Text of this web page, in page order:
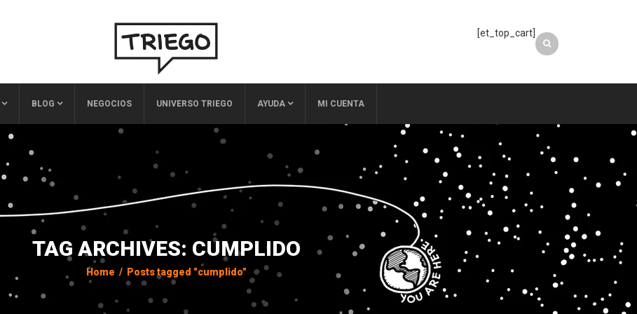
[et_top_cart]
BLOG NEGOCIOS UNIVERSO TRIEGO AYUDA MI CUENTA
TAG ARCHIVES: CUMPLIDO
Home / Posts tagged "cumplido"